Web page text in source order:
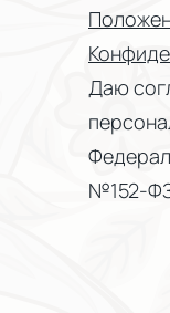
Даю
№152-